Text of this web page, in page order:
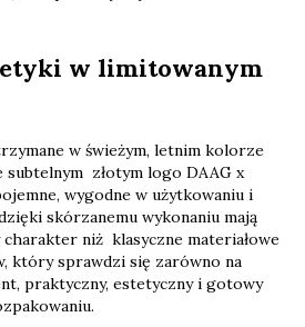
w limitowanym
w świeżym, letnim kolorze
subtelnym złotym logo DAAG x
wygodne w użytkowaniu i
skórzanemu wykonaniu mają
niż klasyczne materiałowe
który sprawdzi się zarówno na
praktyczny, estetyczny i gotowy